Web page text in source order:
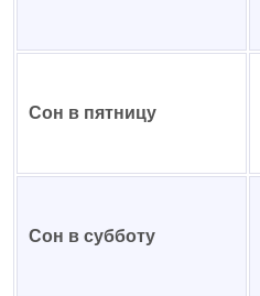
Сон в пятницу
Сон в субботу